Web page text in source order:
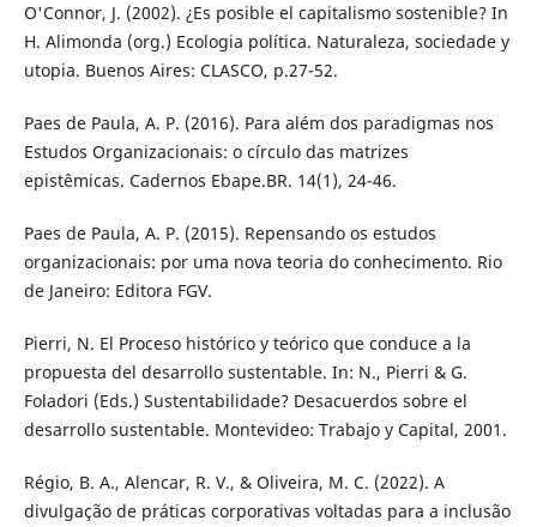
O'Connor, J. (2002). ¿Es posible el capitalismo sostenible? In
H. Alimonda (org.) Ecologia política. Naturaleza, sociedade y
utopia. Buenos Aires: CLASCO, p.27-52.
Paes de Paula, A. P. (2016). Para além dos paradigmas nos
Estudos Organizacionais: o círculo das matrizes
epistêmicas. Cadernos Ebape.BR. 14(1), 24-46.
Paes de Paula, A. P. (2015). Repensando os estudos
organizacionais: por uma nova teoria do conhecimento. Rio
de Janeiro: Editora FGV.
Pierri, N. El Proceso histórico y teórico que conduce a la
propuesta del desarrollo sustentable. In: N., Pierri & G.
Foladori (Eds.) Sustentabilidade? Desacuerdos sobre el
desarrollo sustentable. Montevideo: Trabajo y Capital, 2001.
Régio, B. A., Alencar, R. V., & Oliveira, M. C. (2022). A
divulgação de práticas corporativas voltadas para a inclusão